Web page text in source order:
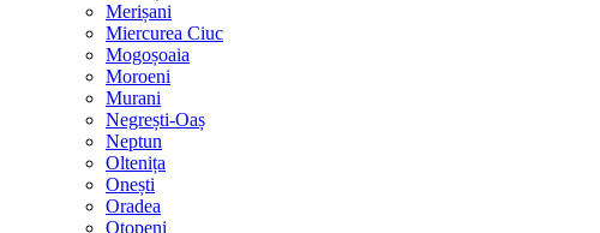
Merișani
Miercurea Ciuc
Mogoșoaia
Moroeni
Murani
Negrești-Oaș
Neptun
Oltenița
Onești
Oradea
Otopeni